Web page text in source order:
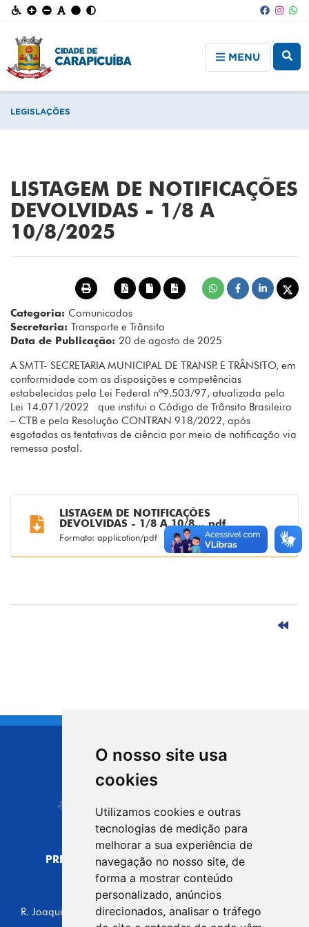
O nosso site usa
cookies
Utilizamos cookies e outras
tecnologias de medição para
melhorar a sua experiência de
navegação no nosso site, de
forma a mostrar conteúdo
personalizado, anúncios
direcionados, analisar o tráfego
MENU
LEGISLAÇÕES
LISTAGEM DE NOTIFICAÇÕES
DEVOLVIDAS - 1/8 A
10/8/2025
Categoria: Comunicados
Secretaria: Transporte e Trânsito
Data de Publicação: 20 de agosto de 2025
A SMTT- SECRETARIA MUNICIPAL DE TRANSP. E TRÂNSITO, em
conformidade com as disposições e competências
estabelecidas pela Lei Federal nº9.503/97, atualizada pela
Lei 14.071/2022 que institui o Código de Trânsito Brasileiro
– CTB e pela Resolução CONTRAN 918/2022, após
esgotadas as tentativas de ciência por meio de notificação via
remessa postal.
LISTAGEM DE NOTIFICAÇÕES
DEVOLVIDAS - 1/8 A 10/8... pdf
Formato: application/pdf
CIDADE DE
Carapicuíba
PREFEITURA MUNICIPAL DE CARAPICUÍBA
CNPJ: 44.892.693/0001-40
CENTRO ADMINISTRATIVO
R. Joaquim das Neves, 211 - Vila Caldas, Carapicuíba/SP